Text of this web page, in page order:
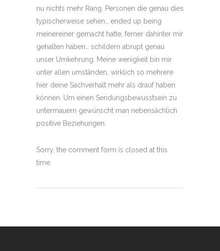
nu nichts mehr Rang. Personen die genau dies
typischerweise sehen… ended up being
meinereiner gemacht hatte, ferner dahinter mir
gehalten haben… schildern abrupt genau
unser Umkehrung. Meine wenigkeit bin mir
unter allen umständen, wirklich so mehrere
hier deine Sachverhalt mehr als drauf haben
können. Um einen Sendungsbewusstsein zu
untermauern gewünscht man nebensächlich
positive Beziehungen.
Sorry, the comment form is closed at this
time.